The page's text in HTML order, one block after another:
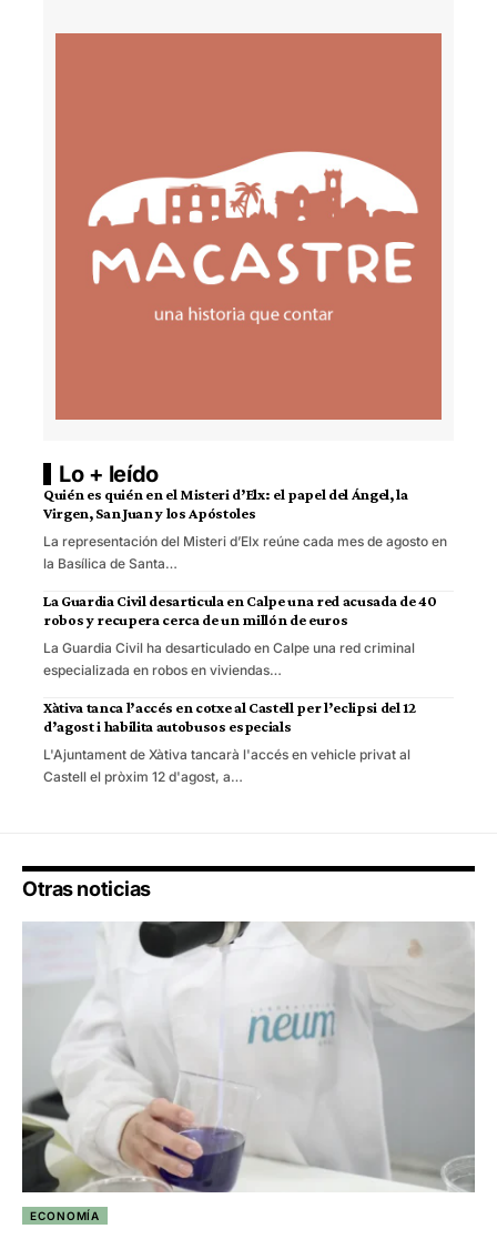
Lo + leído
Quién es quién en el Misteri d’Elx: el papel del Ángel, la
Virgen, San Juan y los Apóstoles
La representación del Misteri d’Elx reúne cada mes de agosto en
la Basílica de Santa…
La Guardia Civil desarticula en Calpe una red acusada de 40
robos y recupera cerca de un millón de euros
La Guardia Civil ha desarticulado en Calpe una red criminal
especializada en robos en viviendas…
Xàtiva tanca l’accés en cotxe al Castell per l’eclipsi del 12
d’agost i habilita autobusos especials
L'Ajuntament de Xàtiva tancarà l'accés en vehicle privat al
Castell el pròxim 12 d'agost, a…
Otras noticias
ECONOMÍA